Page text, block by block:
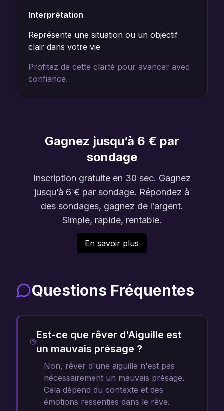
Interprétation
Représente une situation ou un objectif
clair dans votre vie
Profitez de cette clarté pour avancer avec
confiance.
Gagnez jusqu’à 6 € par
sondage
Inscription gratuite en 30 sec. Gagnez
jusqu’à 6 € par sondage. Répondez à
des sondages, gagnez de l’argent.
Simple, rapide, rentable.
En savoir plus
Questions Fréquentes
Est-ce que rêver d'Aiguille est
un mauvais présage ?
Non, rêver d'une aiguille n'est pas
nécessairement un mauvais présage.
Cela dépend du contexte et des
émotions ressenties dans le rêve.